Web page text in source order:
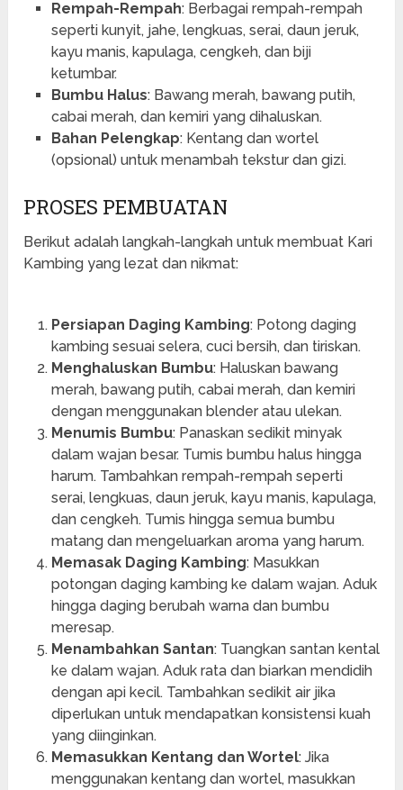
Rempah-Rempah: Berbagai rempah-rempah
seperti kunyit, jahe, lengkuas, serai, daun jeruk,
kayu manis, kapulaga, cengkeh, dan biji
ketumbar.
Bumbu Halus: Bawang merah, bawang putih,
cabai merah, dan kemiri yang dihaluskan.
Bahan Pelengkap: Kentang dan wortel
(opsional) untuk menambah tekstur dan gizi.
PROSES PEMBUATAN
Berikut adalah langkah-langkah untuk membuat Kari
Kambing yang lezat dan nikmat:
Persiapan Daging Kambing: Potong daging
kambing sesuai selera, cuci bersih, dan tiriskan.
Menghaluskan Bumbu: Haluskan bawang
merah, bawang putih, cabai merah, dan kemiri
dengan menggunakan blender atau ulekan.
Menumis Bumbu: Panaskan sedikit minyak
dalam wajan besar. Tumis bumbu halus hingga
harum. Tambahkan rempah-rempah seperti
serai, lengkuas, daun jeruk, kayu manis, kapulaga,
dan cengkeh. Tumis hingga semua bumbu
matang dan mengeluarkan aroma yang harum.
Memasak Daging Kambing: Masukkan
potongan daging kambing ke dalam wajan. Aduk
hingga daging berubah warna dan bumbu
meresap.
Menambahkan Santan: Tuangkan santan kental
ke dalam wajan. Aduk rata dan biarkan mendidih
dengan api kecil. Tambahkan sedikit air jika
diperlukan untuk mendapatkan konsistensi kuah
yang diinginkan.
Memasukkan Kentang dan Wortel: Jika
menggunakan kentang dan wortel, masukkan